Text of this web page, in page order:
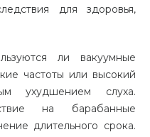
для здоровья,
ли вакуумные
частоты или высокий
ухудшением слуха.
на барабанные
длительного срока.